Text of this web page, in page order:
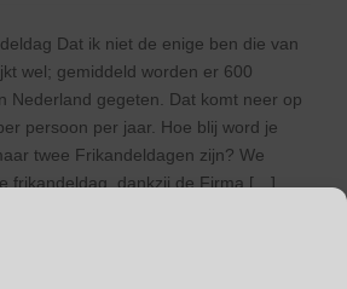
Dat ik niet de enige ben die van
wel; gemiddeld worden er 600
Nederland gegeten. Dat komt neer op
persoon per jaar. Hoe blij word je
twee Frikandeldagen zijn? We
frikandeldag, dankzij de Firma […]